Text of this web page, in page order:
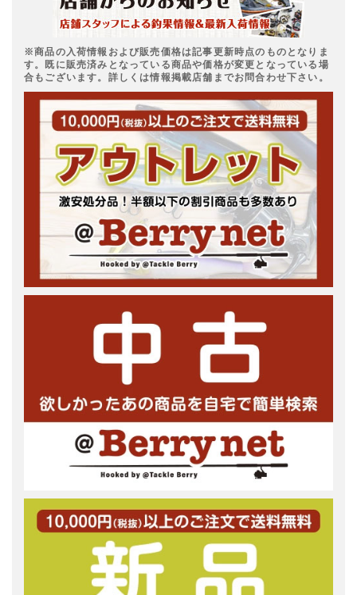
※商品の入荷情報および販売価格は記事更新時点のものとなりま
す。既に販売済みとなっている商品や価格が変更となっている場
合もございます。詳しくは情報掲載店舗までお問合わせ下さい。